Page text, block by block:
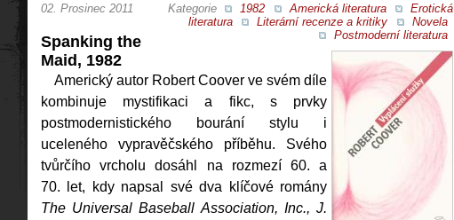
Kategorie 1982 Americká literatura
Erotická
literatura
Literární recenze a kritiky
Novela
Postmoderní literatura
02. Prosinec 2011
Spanking the
Maid, 1982
Americký autor Robert Coover ve svém díle
kombinuje mystifikaci a fikc, s prvky
postmodernistického bourání stylu i
uceleného vypravěčského příběhu. Svého
tvůrčího vrcholu dosáhl na rozmezí 60. a
70. let, kdy napsal své dva klíčové romány
The Universal Baseball Association, Inc., J.